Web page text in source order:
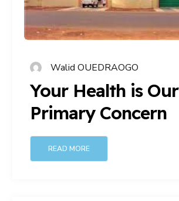
Walid OUEDRAOGO
Your Health is Our
Primary Concern
READ MORE